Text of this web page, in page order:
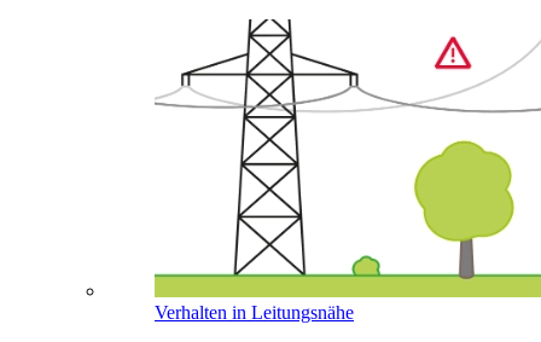
Verhalten in Leitungsnähe